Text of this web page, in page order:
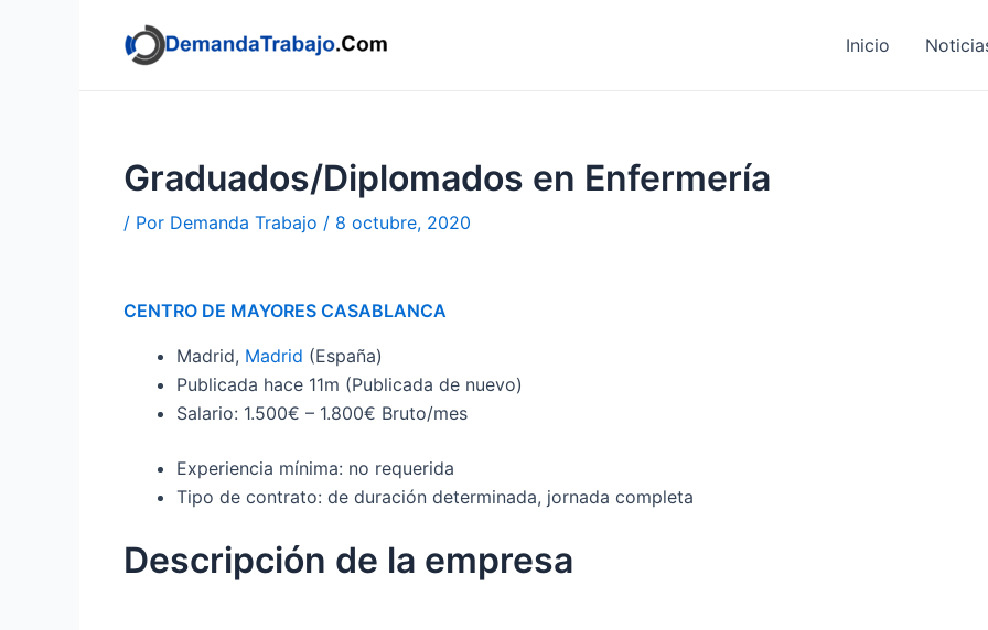
Inicio
Graduados/Diplomados en Enfermería
/ Por Demanda Trabajo / 8 octubre, 2020
CENTRO DE MAYORES CASABLANCA
Madrid, Madrid (España)
Publicada hace 11m (Publicada de nuevo)
Salario: 1.500€ – 1.800€ Bruto/mes
Experiencia mínima: no requerida
Tipo de contrato: de duración determinada, jornada completa
Descripción de la empresa